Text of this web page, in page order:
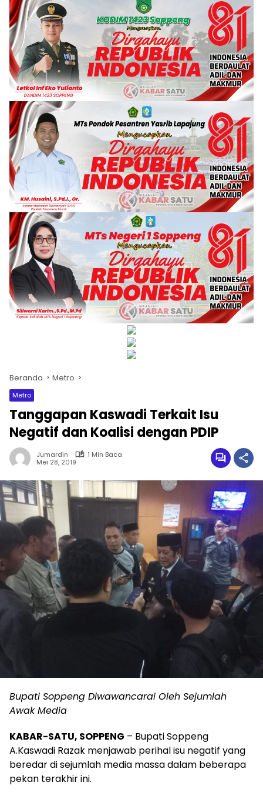
Beranda Metro
Metro
Tanggapan Kaswadi Terkait Isu
Negatif dan Koalisi dengan PDIP
Jumardin
1 Min Baca
Mei 28, 2019
Bupati Soppeng Diwawancarai Oleh Sejumlah
Awak Media
KABAR-SATU, SOPPENG – Bupati Soppeng
A.Kaswadi Razak menjawab perihal isu negatif yang
beredar di sejumlah media massa dalam beberapa
pekan terakhir ini.